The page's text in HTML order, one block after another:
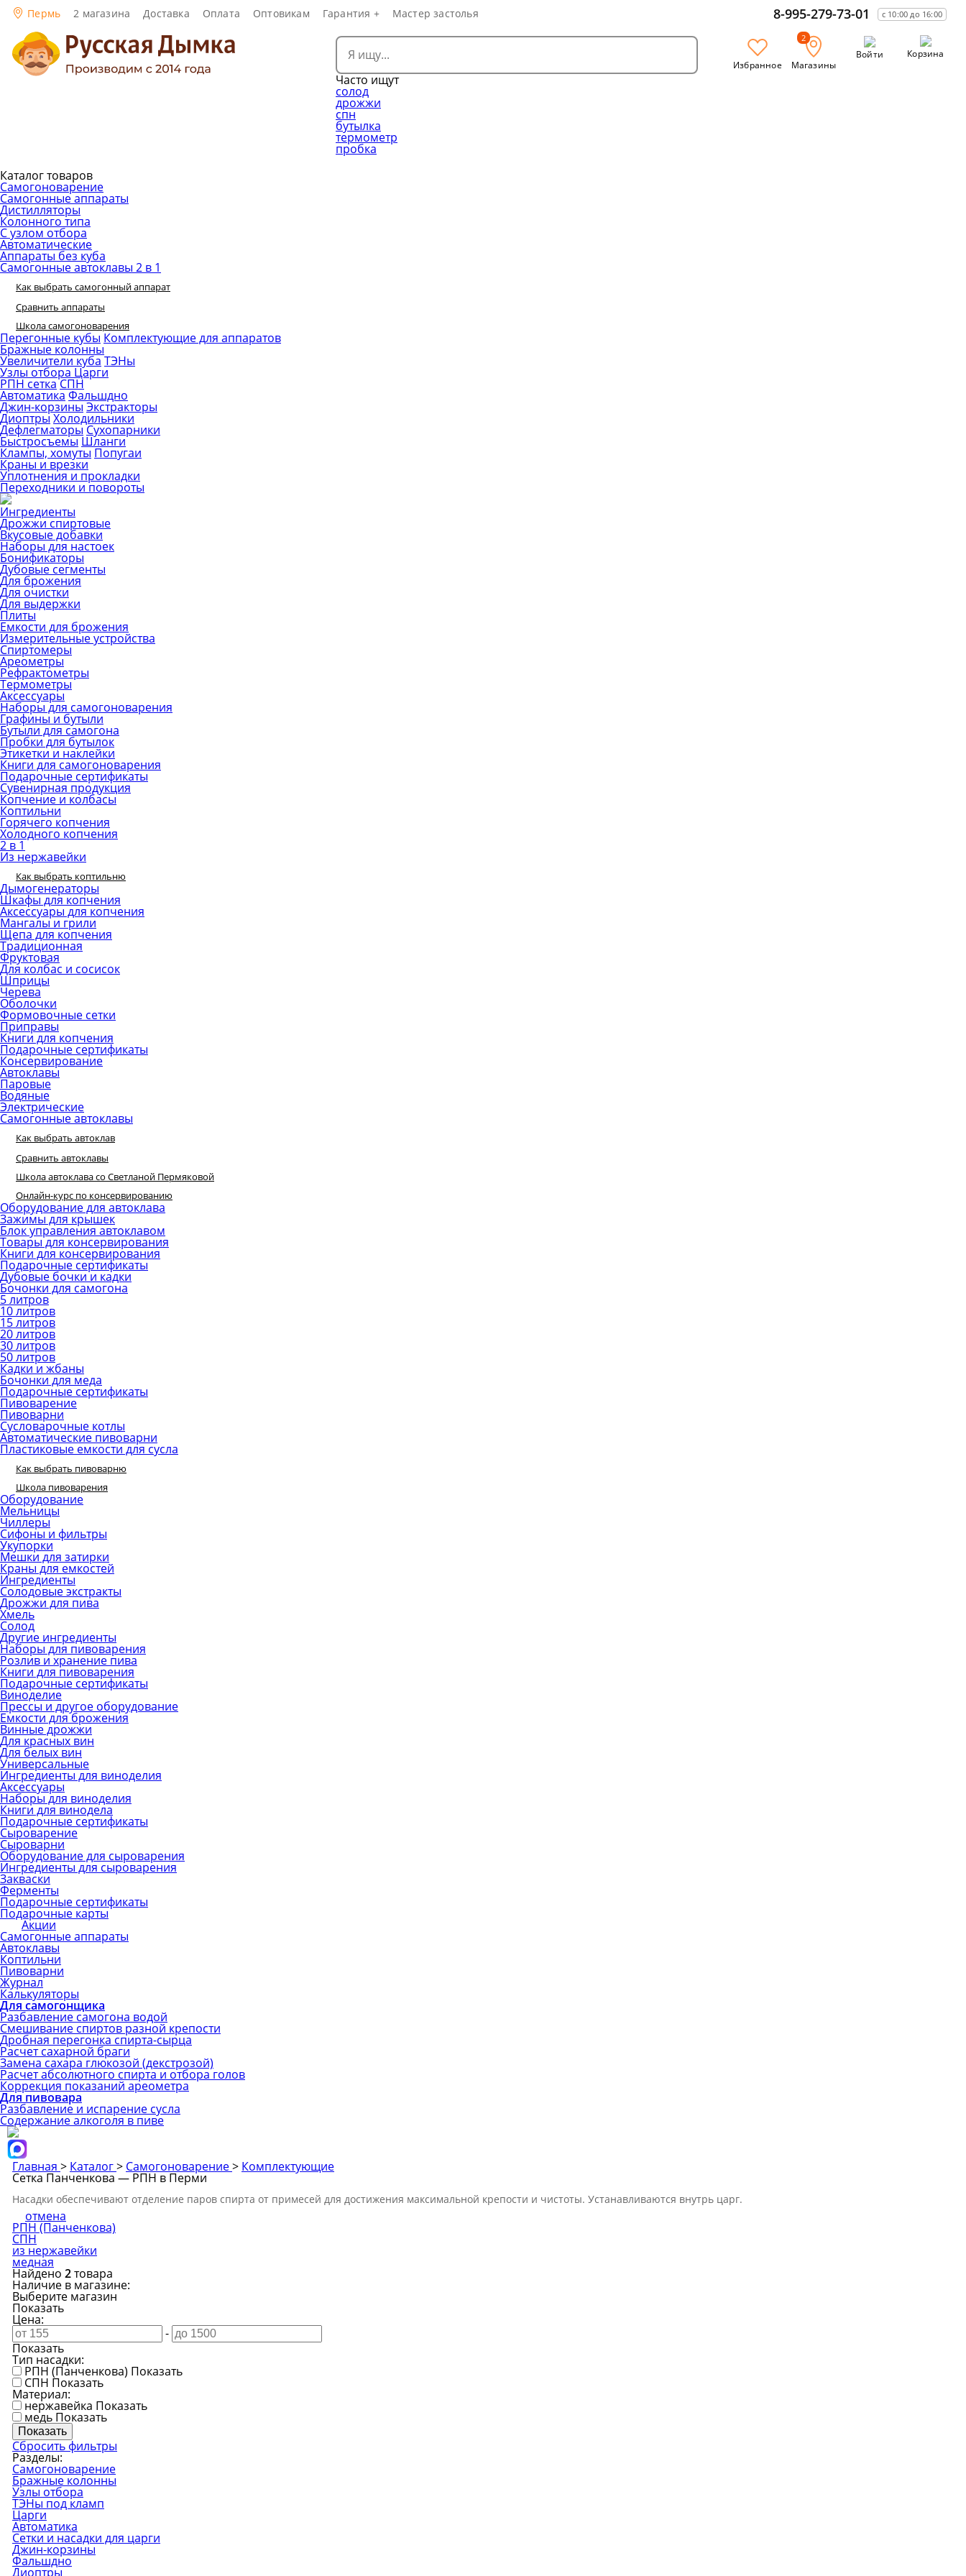
Пермь 2 магазина Доставка Оплата Оптовикам Гарантия + Мастер застолья 8-995-279-73-01 с 10:00 до 16:00
Часто ищут
солод
дрожжи
спн
бутылка
термометр
пробка
Избранное Магазины
2
Войти Корзина
Каталог товаров
Самогоноварение
Самогонные аппараты
Дистилляторы
Колонного типа
С узлом отбора
Автоматические
Аппараты без куба
Самогонные автоклавы 2 в 1
Как выбрать самогонный аппарат
Сравнить аппараты
Школа самогоноварения
Перегонные кубы Комплектующие для аппаратов
Бражные колонны
Увеличители куба ТЭНы
Узлы отбора Царги
РПН сетка СПН
Автоматика Фальшдно
Джин-корзины Экстракторы
Диоптры Холодильники
Дефлегматоры Сухопарники
Быстросъемы Шланги
Клампы, хомуты Попугаи
Краны и врезки
Уплотнения и прокладки
Переходники и повороты
Ингредиенты
Дрожжи спиртовые
Вкусовые добавки
Наборы для настоек
Бонификаторы
Дубовые сегменты
Для брожения
Для очистки
Для выдержки
Плиты
Емкости для брожения
Измерительные устройства
Спиртомеры
Ареометры
Рефрактометры
Термометры
Аксессуары
Наборы для самогоноварения
Графины и бутыли
Бутыли для самогона
Пробки для бутылок
Этикетки и наклейки
Книги для самогоноварения
Подарочные сертификаты
Сувенирная продукция
Копчение и колбасы
Коптильни
Горячего копчения
Холодного копчения
2 в 1
Из нержавейки
Как выбрать коптильню
Дымогенераторы
Шкафы для копчения
Аксессуары для копчения
Мангалы и грили
Щепа для копчения
Традиционная
Фруктовая
Для колбас и сосисок
Шприцы
Черева
Оболочки
Формовочные сетки
Приправы
Книги для копчения
Подарочные сертификаты
Консервирование
Автоклавы
Паровые
Водяные
Электрические
Самогонные автоклавы
Как выбрать автоклав
Сравнить автоклавы
Школа автоклава со Светланой Пермяковой
Онлайн-курс по консервированию
Оборудование для автоклава
Зажимы для крышек
Блок управления автоклавом
Товары для консервирования
Книги для консервирования
Подарочные сертификаты
Дубовые бочки и кадки
Бочонки для самогона
5 литров
10 литров
15 литров
20 литров
30 литров
50 литров
Кадки и жбаны
Бочонки для меда
Подарочные сертификаты
Пивоварение
Пивоварни
Сусловарочные котлы
Автоматические пивоварни
Пластиковые емкости для сусла
Как выбрать пивоварню
Школа пивоварения
Оборудование
Мельницы
Чиллеры
Сифоны и фильтры
Укупорки
Мешки для затирки
Краны для емкостей
Ингредиенты
Солодовые экстракты
Дрожжи для пива
Хмель
Солод
Другие ингредиенты
Наборы для пивоварения
Розлив и хранение пива
Книги для пивоварения
Подарочные сертификаты
Виноделие
Прессы и другое оборудование
Емкости для брожения
Винные дрожжи
Для красных вин
Для белых вин
Универсальные
Ингредиенты для виноделия
Аксессуары
Наборы для виноделия
Книги для винодела
Подарочные сертификаты
Сыроварение
Сыроварни
Оборудование для сыроварения
Ингредиенты для сыроварения
Закваски
Ферменты
Подарочные сертификаты
Подарочные карты
Акции
Самогонные аппараты
Автоклавы
Коптильни
Пивоварни
Журнал
Калькуляторы
Для самогонщика
Разбавление самогона водой
Смешивание спиртов разной крепости
Дробная перегонка спирта-сырца
Расчет сахарной браги
Замена сахара глюкозой (декстрозой)
Расчет абсолютного спирта и отбора голов
Коррекция показаний ареометра
Для пивовара
Разбавление и испарение сусла
Содержание алкоголя в пиве
Главная > Каталог> Самогоноварение> Комплектующие
Сетка Панченкова — РПН в Перми
Насадки обеспечивают отделение паров спирта от примесей для достижения максимальной крепости и чистоты. Устанавливаются внутрь царг.
отмена
РПН (Панченкова)
СПН
из нержавейки
медная
Найдено 2товара
Наличие в магазине:
Выберите магазин
Показать
Цена:
-
Показать
Тип насадки:
РПН (Панченкова) Показать
CПН Показать
Материал:
нержавейка Показать
медь Показать
Сбросить фильтры
Разделы:
Самогоноварение
Бражные колонны
Узлы отбора
ТЭНы под кламп
Царги
Автоматика
Сетки и насадки для царги
Джин-корзины
Фальшдно
Диоптры